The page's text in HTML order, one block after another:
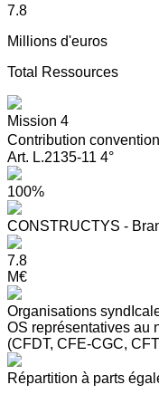
7.8
Millions d'euros
Total Ressources
Mission 4
Contribution
Art. L.2135-11 4°
100%
CONSTRUCTYS -
7.8
M€
Organisations
OS représentatives au
(CFDT, CFE-CGC,
Répartition à parts